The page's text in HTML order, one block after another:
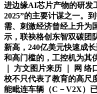
进边缘AI芯片产物的研发
2025”的主要计谋之一。
需、刺激经济曾经上升为
示，联袂格创东智双碳团
新高，240亿美元快速成
和高门槛的，工控机为其
｜ 方文图片来历 ｜ 网
校不只代表了教育的高尺
能毗连车辆（C－V2X）